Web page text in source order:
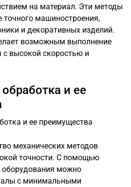
на материал. Эти методы
точного машиностроения,
и декоративных изделий.
возможным выполнение
высокой скоростью и
и ее
механических методов
точности. С помощью
оборудования можно
с минимальными